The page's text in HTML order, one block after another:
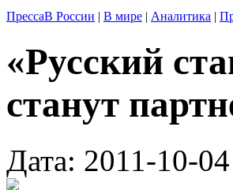
ПрессаВ России | В мире | Аналитика |
«Русский
станут
Дата: 2011-10-